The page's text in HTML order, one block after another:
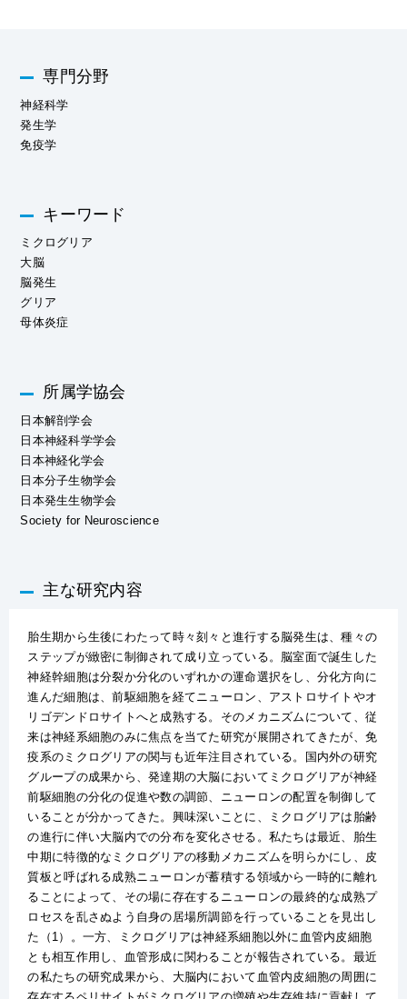
専門分野
神経科学
発生学
免疫学
キーワード
ミクログリア
大脳
脳発生
グリア
母体炎症
所属学協会
日本解剖学会
日本神経科学学会
日本神経化学会
日本分子生物学会
日本発生生物学会
Society for Neuroscience
主な研究内容
胎生期から生後にわたって時々刻々と進行する脳発生は、種々の
ステップが緻密に制御されて成り立っている。脳室面で誕生した
神経幹細胞は分裂か分化のいずれかの運命選択をし、分化方向に
進んだ細胞は、前駆細胞を経てニューロン、アストロサイトやオ
リゴデンドロサイトへと成熟する。そのメカニズムについて、従
来は神経系細胞のみに焦点を当てた研究が展開されてきたが、免
疫系のミクログリアの関与も近年注目されている。国内外の研究
グループの成果から、発達期の大脳においてミクログリアが神経
前駆細胞の分化の促進や数の調節、ニューロンの配置を制御して
いることが分かってきた。興味深いことに、ミクログリアは胎齢
の進行に伴い大脳内での分布を変化させる。私たちは最近、胎生
中期に特徴的なミクログリアの移動メカニズムを明らかにし、皮
質板と呼ばれる成熟ニューロンが蓄積する領域から一時的に離れ
ることによって、その場に存在するニューロンの最終的な成熟プ
ロセスを乱さぬよう自身の居場所調節を行っていることを見出し
た（1）。一方、ミクログリアは神経系細胞以外に血管内皮細胞
とも相互作用し、血管形成に関わることが報告されている。最近
の私たちの研究成果から、大脳内において血管内皮細胞の周囲に